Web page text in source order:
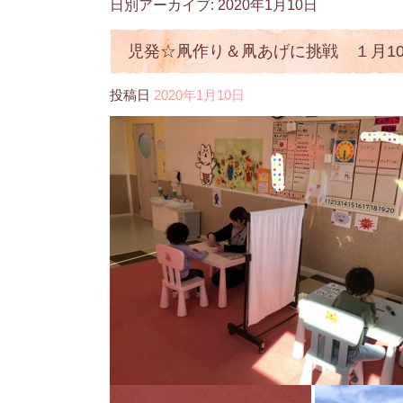
日別アーカイブ: 2020年1月10日
児発☆凧作り＆凧あげに挑戦 １月
投稿日 2020年1月10日